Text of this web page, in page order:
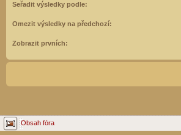
Seřadit výsledky podle:
Omezit výsledky na předchozí:
Zobrazit prvních:
Obsah fóra